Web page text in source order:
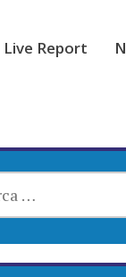
Live Report